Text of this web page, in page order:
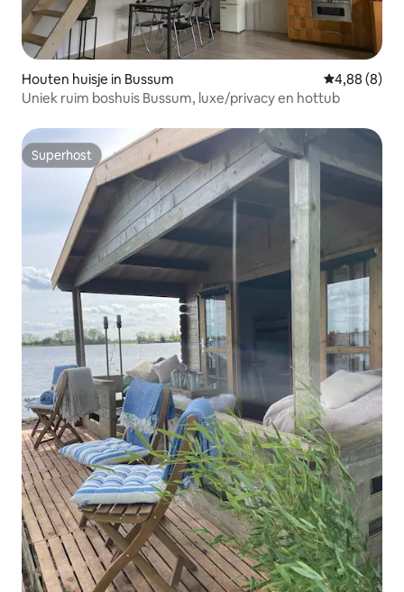
Houten huisje in Bussum Gemiddelde
4,88 (8)
Uniek ruim boshuis Bussum, luxe/privacy en hottub
Superhost
Superhost